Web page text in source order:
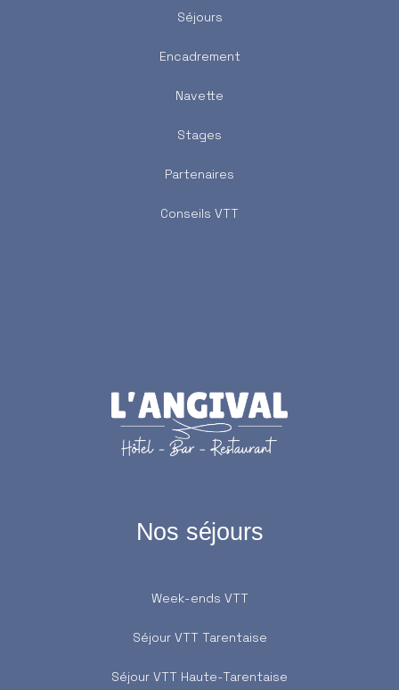
Séjours
Encadrement
Navette
Stages
Partenaires
Conseils VTT
Nos séjours
Week-ends VTT
Séjour VTT Tarentaise
Séjour VTT Haute-Tarentaise